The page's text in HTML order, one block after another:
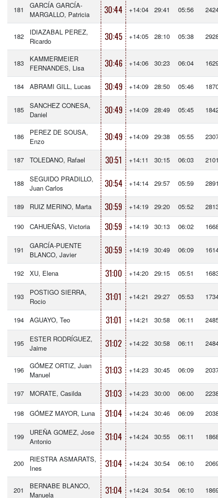
181
GARCÍA GARCÍA-
MARGALLO, Patricia
30:44 +14:04 29:41 05:56
182
IDIAZABAL PEREZ,
Ricardo
30:45 +14:05 28:10 05:38
183
KAMMERMEIER
FERNANDES, Lisa
30:46 +14:06 30:23 06:04
184 ABRAMI GILL, Lucas 30:49 +14:09 28:50 05:46
185
SANCHEZ CONESA,
Daniel
30:49 +14:09 28:49 05:45
186
PEREZ DE SOUSA,
Enzo
30:49 +14:09 29:38 05:55
187 TOLEDANO, Rafael 30:51 +14:11 30:15 06:03
188
SEGUIDO PRADILLO,
Juan Carlos
30:54 +14:14 29:57 05:59
189 RUIZ MERINO, Marta 30:59 +14:19 29:20 05:52
190 CAHUEÑAS, Victoria 30:59 +14:19 30:13 06:02
191
GARCÍA-PUENTE
BLANCO, Javier
30:59 +14:19 30:49 06:09
192 XU, Elena 31:00 +14:20 29:15 05:51
193
POSTIGO SIERRA,
Rocio
31:01 +14:21 29:27 05:53
194 AGUAYO, Teo 31:01 +14:21 30:58 06:11
195
ESTER RODRÍGUEZ,
Jaime
31:02 +14:22 30:58 06:11
196
GÓMEZ ORTIZ, Juan
Manuel
31:03 +14:23 30:45 06:09
197 MORATE, Casilda 31:03 +14:23 30:00 06:00
198 GÓMEZ MAYOR, Luna 31:04 +14:24 30:46 06:09
199
UREÑA GOMEZ, Jose
Antonio
31:04 +14:24 30:55 06:11
200
RIESTRA ASMARATS,
Ines
31:04 +14:24 30:54 06:10
201
BERNABE BLANCO,
Manuela
31:04 +14:24 30:54 06:10